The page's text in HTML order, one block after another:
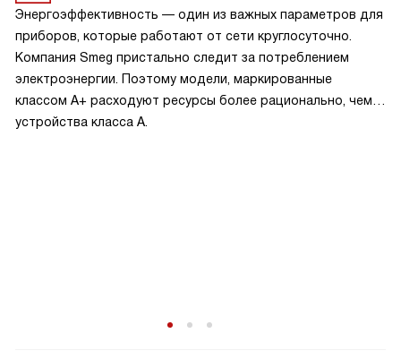
Энергоэффективность — один из важных параметров для
приборов, которые работают от сети круглосуточно.
Компания Smeg пристально следит за потреблением
электроэнергии. Поэтому модели, маркированные
классом A+ расходуют ресурсы более рационально, чем
устройства класса A.